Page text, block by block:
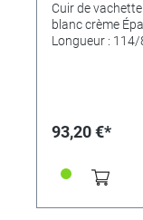
Cuir de
blanc crème
Longueur :
93,20 €*